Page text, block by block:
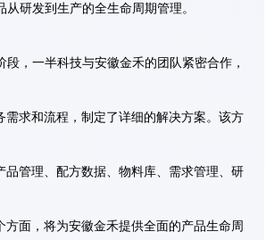
研发到生产的全生命周期管理。
段，一半科技与安徽金禾的团队紧密合作，
需求和流程，制定了详细的解决方案。该方
品管理、配方数据、物料库、需求管理、研
方面，将为安徽金禾提供全面的产品生命周